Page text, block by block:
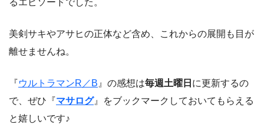
るエピソードでした。
美剣サキやアサヒの正体など含め、これからの展開も目が
離せませんね。
『ウルトラマンR／B』の感想は毎週土曜日 に更新するの
で、ぜひ『マサログ』をブックマークしておいてもらえる
と嬉しいです♪